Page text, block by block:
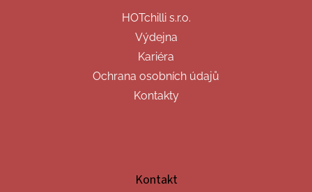
HOTchilli s.r.o.
Výdejna
Kariéra
Ochrana osobních údajů
Kontakty
Kontakt